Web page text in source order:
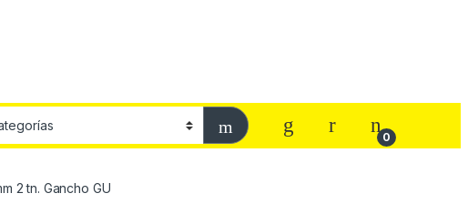
0
2 tn. Gancho GU